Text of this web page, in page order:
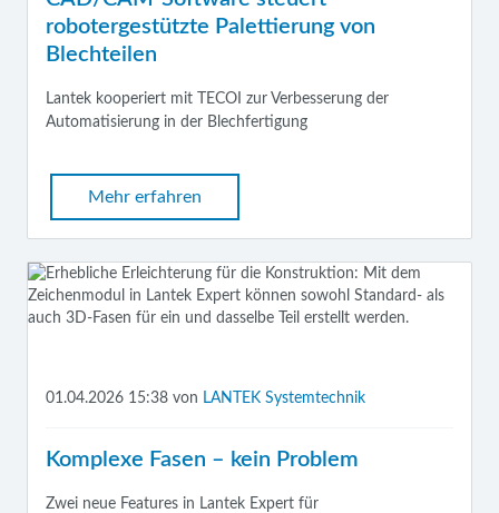
robotergestützte Palettierung von
Blechteilen
Lantek kooperiert mit TECOI zur Verbesserung der
Automatisierung in der Blechfertigung
Mehr erfahren
01.04.2026 15:38 von LANTEK Systemtechnik
Komplexe Fasen – kein Problem
Zwei neue Features in Lantek Expert für